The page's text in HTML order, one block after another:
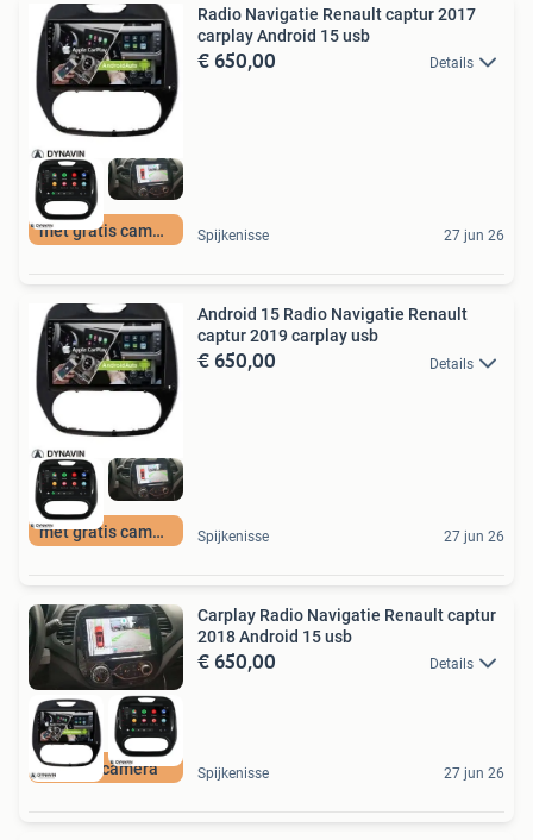
met gratis camera
Radio Navigatie Renault captur 2017
carplay Android 15 usb
€ 650,00 Details
Spijkenisse 27 jun 26
met gratis camera
Android 15 Radio Navigatie Renault
captur 2019 carplay usb
€ 650,00 Details
Spijkenisse 27 jun 26
gratis camera
Carplay Radio Navigatie Renault captur
2018 Android 15 usb
€ 650,00 Details
Spijkenisse 27 jun 26